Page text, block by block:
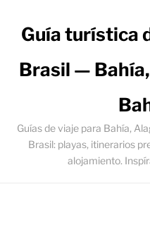
Guía turística
Brasil — Bahía,
Guías de viaje para Bahía,
Brasil: playas, itinerarios
alojamiento.